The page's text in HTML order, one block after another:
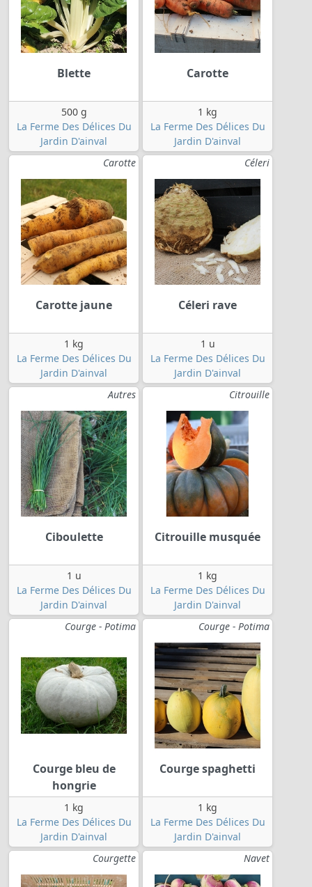
Blette
500 g
La Ferme Des Délices Du
Jardin D'ainval
Carotte
1 kg
La Ferme Des Délices Du
Jardin D'ainval
Carotte
Carotte jaune
1 kg
La Ferme Des Délices Du
Jardin D'ainval
Céleri
Céleri rave
1 u
La Ferme Des Délices Du
Jardin D'ainval
Autres
Ciboulette
1 u
La Ferme Des Délices Du
Jardin D'ainval
Citrouille
Citrouille musquée
1 kg
La Ferme Des Délices Du
Jardin D'ainval
Courge - Potima
Courge bleu de
hongrie
1 kg
La Ferme Des Délices Du
Jardin D'ainval
Courge - Potima
Courge spaghetti
1 kg
La Ferme Des Délices Du
Jardin D'ainval
Courgette
Navet